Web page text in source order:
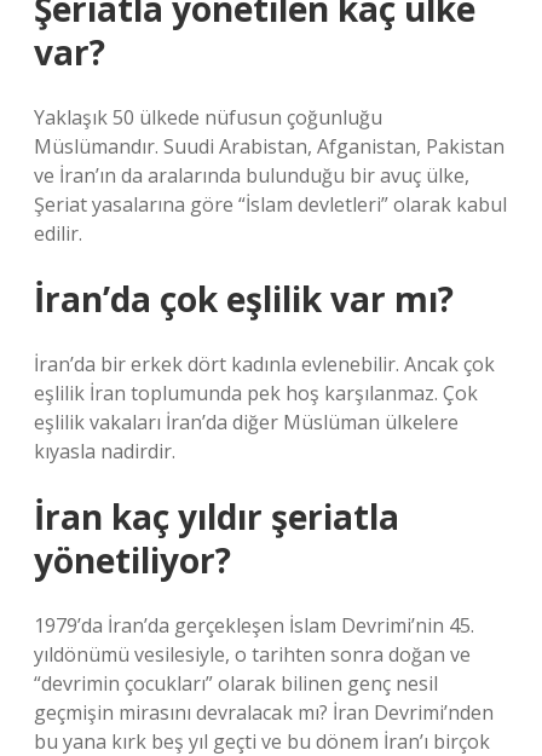
var?
Yaklaşık 50 ülkede nüfusun çoğunluğu
Müslümandır. Suudi Arabistan, Afganistan, Pakistan
ve İran’ın da aralarında bulunduğu bir avuç ülke,
Şeriat yasalarına göre “İslam devletleri” olarak kabul
edilir.
İran’da çok eşlilik var mı?
İran’da bir erkek dört kadınla evlenebilir. Ancak çok
eşlilik İran toplumunda pek hoş karşılanmaz. Çok
eşlilik vakaları İran’da diğer Müslüman ülkelere
kıyasla nadirdir.
İran kaç yıldır şeriatla
yönetiliyor?
1979’da İran’da gerçekleşen İslam Devrimi’nin 45.
yıldönümü vesilesiyle, o tarihten sonra doğan ve
“devrimin çocukları” olarak bilinen genç nesil
geçmişin mirasını devralacak mı? İran Devrimi’nden
bu yana kırk beş yıl geçti ve bu dönem İran’ı birçok